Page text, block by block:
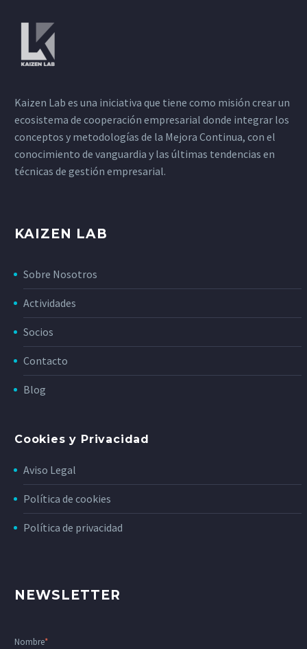
Kaizen Lab es una iniciativa que tiene como misión crear un
ecosistema de cooperación empresarial donde integrar los
conceptos y metodologías de la Mejora Continua, con el
conocimiento de vanguardia y las últimas tendencias en
técnicas de gestión empresarial.
KAIZEN LAB
Sobre Nosotros
Actividades
Socios
Contacto
Blog
Cookies y Privacidad
Aviso Legal
Política de cookies
Política de privacidad
NEWSLETTER
Nombre*